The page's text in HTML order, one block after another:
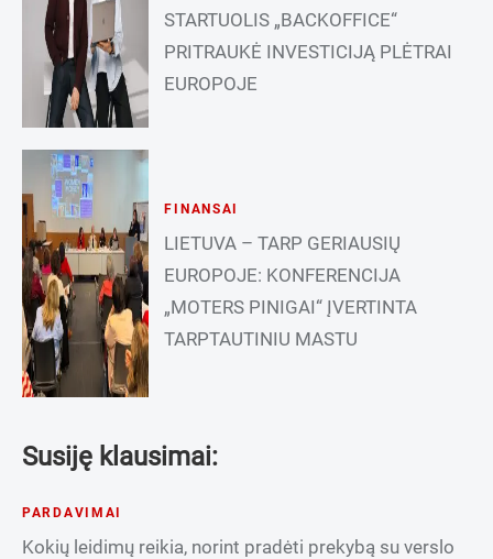
STARTUOLIS „BACKOFFICE“
PRITRAUKĖ INVESTICIJĄ PLĖTRAI
EUROPOJE
FINANSAI
LIETUVA – TARP GERIAUSIŲ
EUROPOJE: KONFERENCIJA
„MOTERS PINIGAI“ ĮVERTINTA
TARPTAUTINIU MASTU
Susiję klausimai:
PARDAVIMAI
Kokių leidimų reikia, norint pradėti prekybą su verslo